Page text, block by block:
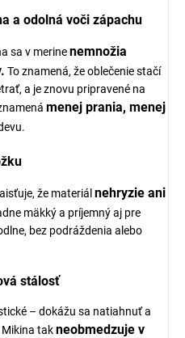
a odolná voči zápachu
sa v merinenemnožia
To znamená, že oblečenie stačí
a je znovu pripravené na
menej prania, menej
že materiál nehryzie ani
mäkký a príjemný aj pre
bez podráždenia alebo
stálosť
– dokážu sa natiahnuť a
takneobmedzuje v